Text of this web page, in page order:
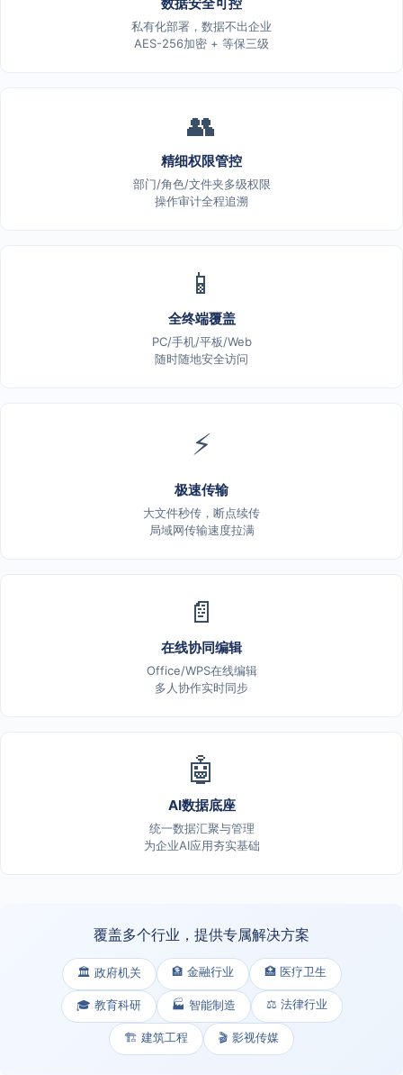
私有化部署，数据不出企业
AES-256加密 + 等保三级
👥
精细权限管控
部门/角色/文件夹多级权限
操作审计全程追溯
📱
全终端覆盖
PC/手机/平板/Web
随时随地安全访问
⚡
极速传输
大文件秒传，断点续传
局域网传输速度拉满
📄
在线协同编辑
Office/WPS在线编辑
多人协作实时同步
🤖
AI数据底座
统一数据汇聚与管理
为企业AI应用夯实基础
覆盖多个行业，提供专属解决方案
🏛️ 政府机关 🏦 金融行业 🏥 医疗卫生
🎓 教育科研 🏭 智能制造 ⚖️ 法律行业
🏗️ 建筑工程 🎬 影视传媒